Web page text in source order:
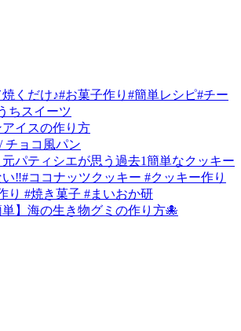
くだけ♪#お菓子作り#簡単レシピ#チー
ちスイーツ
イスの作り方
チョコ風パン
元パティシエが思う過去1簡単なクッキー
‼︎#ココナッツクッキー #クッキー作り
り #焼き菓子 #まいおか研
単】海の生き物グミの作り方🐙